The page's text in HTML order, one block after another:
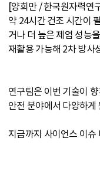
[양희만 / 한국원자력연
약 24시간 건조 시간이
거나 더 높은 제염 성능
재활용 가능해 2차 방사
연구팀은 이번 기술이
안전 분야에서 다양하
지금까지 사이언스 이슈